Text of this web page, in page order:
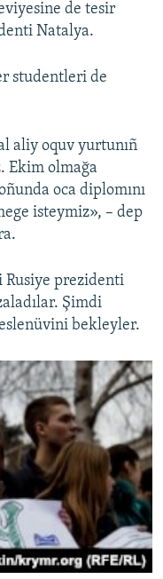
de tesir
Natalya.
studentleri de
aliy oquv yurtunıñ
Ekim olmağa
oca diplomını
isteymiz», – dep
Rusiye prezidenti
Şimdi
bekleyler.